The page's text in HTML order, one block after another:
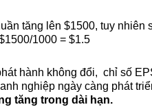
tăng lên $1500, tuy
1000 = $1.5
hành không đổi,  chỉ số
nghiệp ngày càng phát
tăng trong dài hạn.